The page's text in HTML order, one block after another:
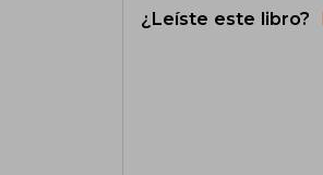
¿Leíste este libro?